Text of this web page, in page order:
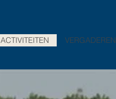
ACTIVITEITEN VERGADEREN